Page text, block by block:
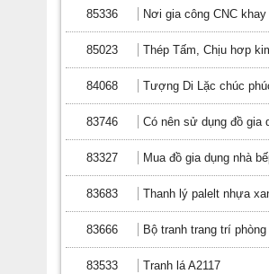
85336 Nơi gia công CNC
85023 Thép Tấm, Chịu hơp
84068 Tượng Di Lặc chúc
83746 Có nên sử dụng đồ gia
83327 Mua đồ gia dụng nhà
83683 Thanh lý palelt nhựa
83666 Bộ tranh trang trí
83533 Tranh lá A2117